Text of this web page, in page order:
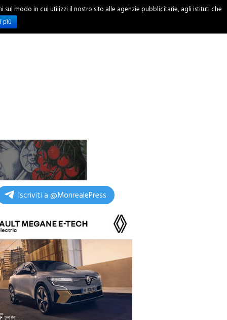
INCHIESTE
Iscriviti a @MonrealePress
modo in cui utilizzi il nostro sito alle agenzie pubblicitarie, agli istituti che
più